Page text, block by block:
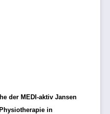
der MEDI-aktiv Jansen
in